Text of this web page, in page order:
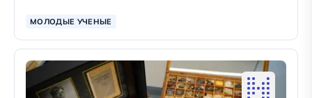
МОЛОДЫЕ УЧЕНЫЕ